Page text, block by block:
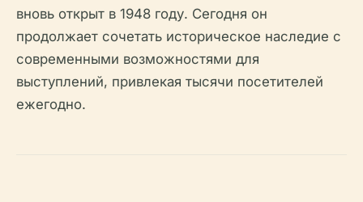
вновь открыт в 1948 году. Сегодня он
продолжает сочетать историческое наследие с
современными возможностями для
выступлений, привлекая тысячи посетителей
ежегодно.